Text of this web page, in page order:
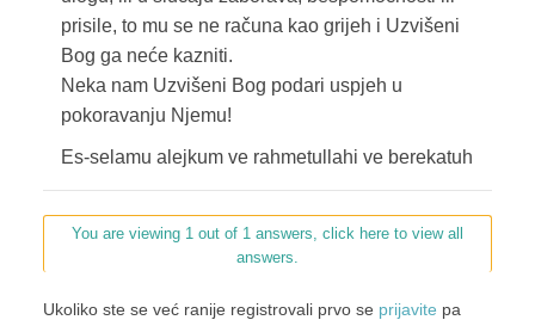
prisile, to mu se ne računa kao grijeh i Uzvišeni
Bog ga neće kazniti.
Neka nam Uzvišeni Bog podari uspjeh u
pokoravanju Njemu!
Es-selamu alejkum ve rahmetullahi ve berekatuh
You are viewing 1 out of 1 answers, click here to view all
answers.
Ukoliko ste se već ranije registrovali prvo se prijavite pa